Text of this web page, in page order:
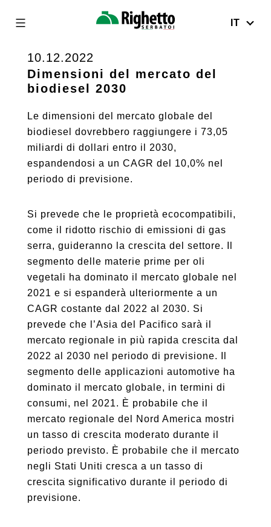
content
Righetto
IT
10.12.2022
Dimensioni del mercato del
biodiesel 2030
Le dimensioni del mercato globale del
biodiesel dovrebbero raggiungere i 73,05
miliardi di dollari entro il 2030,
espandendosi a un CAGR del 10,0% nel
periodo di previsione.
Si prevede che le proprietà ecocompatibili,
come il ridotto rischio di emissioni di gas
serra, guideranno la crescita del settore. Il
segmento delle materie prime per oli
vegetali ha dominato il mercato globale nel
2021 e si espanderà ulteriormente a un
CAGR costante dal 2022 al 2030. Si
prevede che l’Asia del Pacifico sarà il
mercato regionale in più rapida crescita dal
2022 al 2030 nel periodo di previsione. Il
segmento delle applicazioni automotive ha
dominato il mercato globale, in termini di
consumi, nel 2021. È probabile che il
mercato regionale del Nord America mostri
un tasso di crescita moderato durante il
periodo previsto. È probabile che il mercato
negli Stati Uniti cresca a un tasso di
crescita significativo durante il periodo di
previsione.